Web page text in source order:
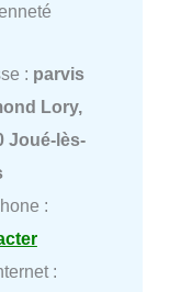
: parvis
Lory,
Joué-lès-
:
: